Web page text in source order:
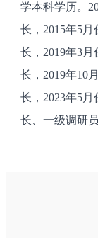
学本科学历。
长，2015年5
长，2019年3
长，2019年10
长，2023年5
长、一级调研